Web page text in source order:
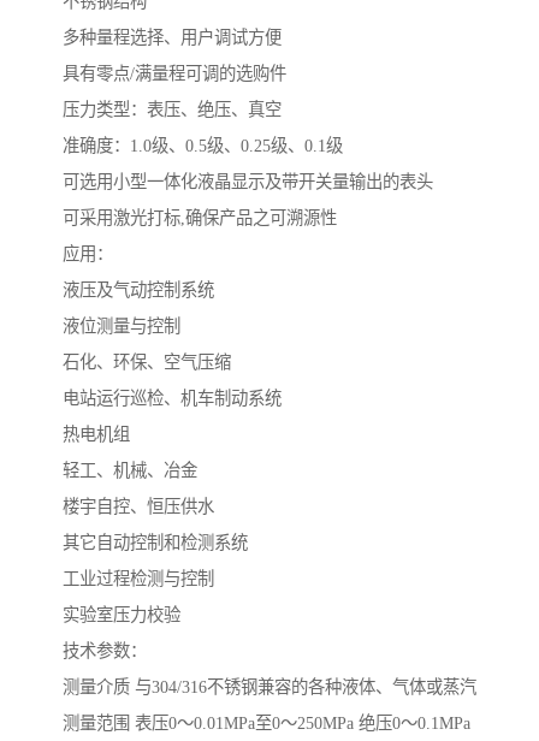
多种量程选择、用户调试方便
具有零点/满量程可调的选购件
压力类型：表压、绝压、真空
准确度：1.0级、0.5级、0.25级、0.1级
可选用小型一体化液晶显示及带开关量输出的表头
可采用激光打标,确保产品之可溯源性
应用：
液压及气动控制系统
液位测量与控制
石化、环保、空气压缩
电站运行巡检、机车制动系统
热电机组
轻工、机械、冶金
楼宇自控、恒压供水
其它自动控制和检测系统
工业过程检测与控制
实验室压力校验
技术参数：
测量介质 与304/316不锈钢兼容的各种液体、气体或蒸汽
测量范围 表压0～0.01MPa至0～250MPa 绝压0～0.1MPa